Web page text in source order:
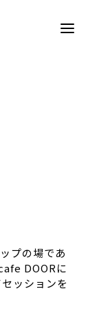
プの場であ
DOORに
ッションを